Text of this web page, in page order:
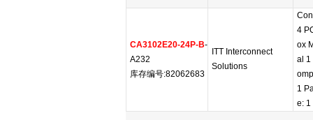
CA3102E20-24P-B-
A232
库存编号:82062683
ITT Interconnect
Solutions
4
ox
al 1
1
e: 1